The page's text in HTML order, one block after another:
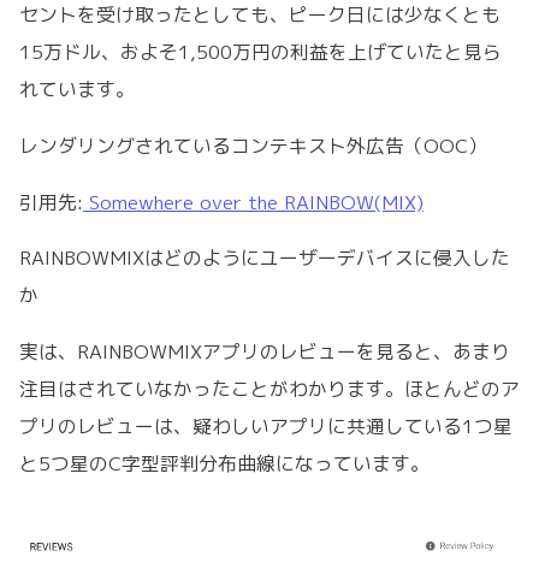
セントを受け取ったとしても、ピーク日には少なくとも
15万ドル、およそ1,500万円の利益を上げていたと見ら
れています。
レンダリングされているコンテキスト外広告（OOC）
引用先: Somewhere over the RAINBOW(MIX)
RAINBOWMIXはどのようにユーザーデバイスに侵入した
か
実は、RAINBOWMIXアプリのレビューを見ると、あまり
注目はされていなかったことがわかります。ほとんどのア
プリのレビューは、疑わしいアプリに共通している1つ星
と5つ星のC字型評判分布曲線になっています。